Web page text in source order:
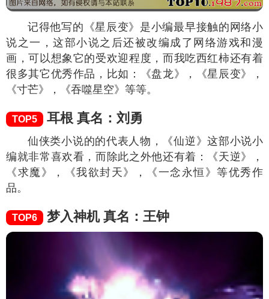
记得他写的《星辰变》是小编最早接触的网络小
说之一，这部小说之后还被改编成了网络游戏和漫
画，可以想象它的受欢迎程度，而我吃西红柿还有着
很多其它优秀作品，比如：《盘龙》，《星辰变》，
《寸芒》，《吞噬星空》等等。
TOP5 耳根 真名：刘勇
仙侠类小说的的代表人物，《仙逆》这部小说小
编就非常喜欢看，而除此之外他还有着：《天逆》，
《求魔》，《我欲封天》，《一念永恒》等优秀作
品。
TOP6 梦入神机 真名：王钟